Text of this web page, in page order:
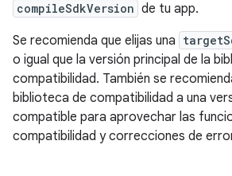
compileSdkVersion de tu app.
Se recomienda que elijas una
o igual que la versión principal de la
compatibilidad. También se
biblioteca de compatibilidad a una
compatible para aprovechar las
compatibilidad y correcciones de